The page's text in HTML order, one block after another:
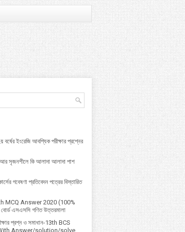
বর্ষের ইংরেজি আবশ্যিক পরীক্ষার প্রশ্নের
আর সৃজনশীলে কি আলাদা আলাদা পাশ
গবেষণা প্রতিবেদন পত্রের বিস্তারিত
MCQ Answer 2020 (100%
এসএসসি গণিত উত্তরমালা
প্রশ্ন ও সমাধান-13th BCS
Answer/solution/solve